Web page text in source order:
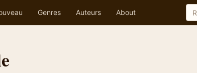
Genres Auteurs About